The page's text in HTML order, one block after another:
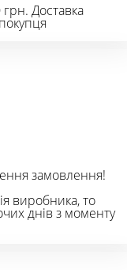
Доставка
замовлення!
виробника, то
днів з моменту